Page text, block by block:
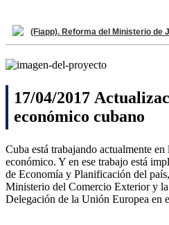
(Fiapp). Reforma del Ministerio de
17/04/2017
económico cubano
Cuba está trabajando actualmente
económico. Y en ese trabajo está
de Economía y Planificación del
Ministerio del Comercio Exterior y
Delegación de la Unión Europea en